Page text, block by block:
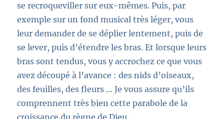
se recroqueviller sur eux-mêmes. Puis, par
exemple sur un fond musical très léger,vous
leur demander de se déplier lentement, puis de
se lever, puis d’étendre les bras. Et lorsque leurs
bras sont tendus,vous y accrochez ce que vous
avez découpé à l’avance : des nids d’oiseaux,
des feuilles, des fleurs … Je vous assure qu’ils
comprennent très bien cette parabole de la